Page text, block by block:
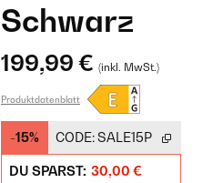
Schwarz
199,99 € (inkl. MwSt.)
Produktdatenblatt
-15% CODE:SALE15P
DU SPARST: 30,00 €